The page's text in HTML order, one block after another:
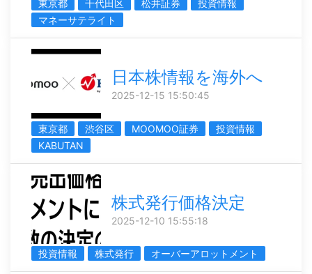
東京都 千代田区 松井証券
投資情報
マネーサテライト
日本株情報を海外へ
2025-12-15 15:50:45
東京都 渋谷区 MOOMOO証券
投資情報
KABUTAN
株式発行価格決定
2025-12-10 15:55:18
投資情報 株式発行 オーバーアロットメント